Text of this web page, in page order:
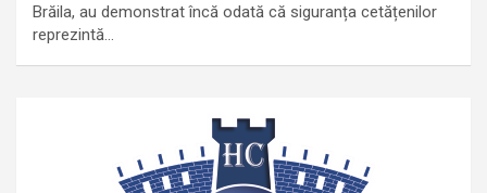
Brăila, au demonstrat încă odată că siguranța cetățenilor
reprezintă…